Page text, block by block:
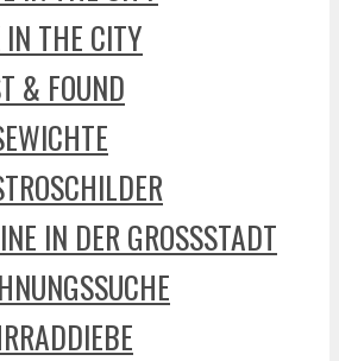
IN THE CITY
& FOUND
IN DER GROSSSTADT